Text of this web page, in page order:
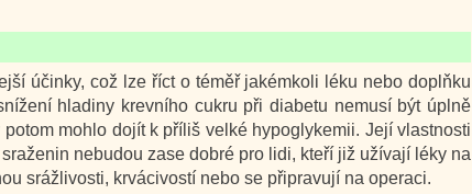
účinky, což lze říct o téměř jakémkoli léku nebo doplňku
hladiny krevního cukru při diabetu nemusí být úplně
mohlo dojít k příliš velké hypoglykemii. Její vlastnosti
nebudou zase dobré pro lidi, kteří již užívají léky na
srážlivosti, krvácivostí nebo se připravují na operaci.